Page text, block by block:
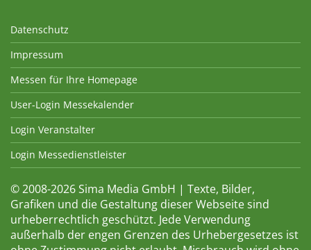
Datenschutz
Impressum
Messen für Ihre Homepage
User-Login Messekalender
Login Veranstalter
Login Messedienstleister
© 2008-2026 Sima Media GmbH | Texte, Bilder,
Grafiken und die Gestaltung dieser Webseite sind
urheberrechtlich geschützt. Jede Verwendung
außerhalb der engen Grenzen des Urhebergesetzes ist